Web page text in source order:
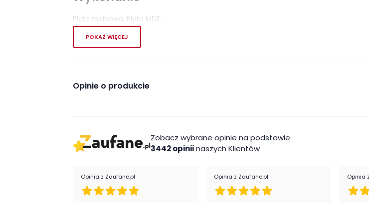
Płyta meblowa, Płyta MDF,
Montaż
Półki Kashmir firmy Meble Forte są oryginalnie zapakowane w paczkach wraz z
POKAŻ WIĘCEJ
Opinie o produkcie
Zobacz wybrane opinie na podstawie
3442 opiniinaszych Klientów
Opinia z Zaufane.pl Opinia z Zaufane.pl Opinia